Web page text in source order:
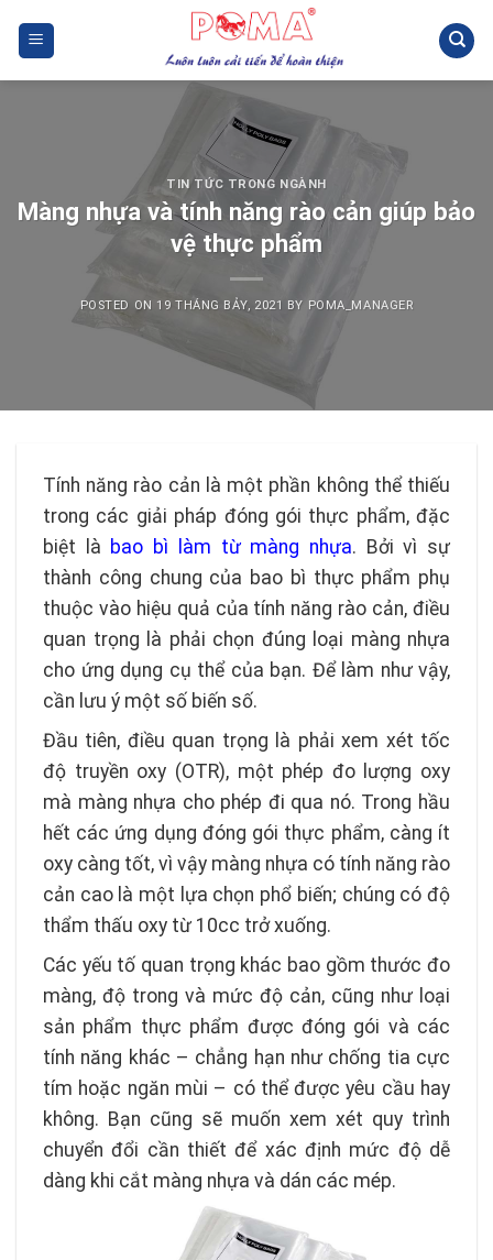
TIN TỨC TRONG NGÀNH
Màng nhựa và tính năng rào cản giúp bảo
vệ thực phẩm
POSTED ON 19 THÁNG BẢY, 2021 BY POMA_MANAGER
Tính năng rào cản là một phần không thể thiếu
trong các giải pháp đóng gói thực phẩm, đặc
biệt là bao bì làm từ màng nhựa. Bởi vì sự
thành công chung của bao bì thực phẩm phụ
thuộc vào hiệu quả của tính năng rào cản, điều
quan trọng là phải chọn đúng loại màng nhựa
cho ứng dụng cụ thể của bạn. Để làm như vậy,
cần lưu ý một số biến số.
Đầu tiên, điều quan trọng là phải xem xét tốc
độ truyền oxy (OTR), một phép đo lượng oxy
mà màng nhựa cho phép đi qua nó. Trong hầu
hết các ứng dụng đóng gói thực phẩm, càng ít
oxy càng tốt, vì vậy màng nhựa có tính năng rào
cản cao là một lựa chọn phổ biến; chúng có độ
thẩm thấu oxy từ 10cc trở xuống.
Các yếu tố quan trọng khác bao gồm thước đo
màng, độ trong và mức độ cản, cũng như loại
sản phẩm thực phẩm được đóng gói và các
tính năng khác – chẳng hạn như chống tia cực
tím hoặc ngăn mùi – có thể được yêu cầu hay
không. Bạn cũng sẽ muốn xem xét quy trình
chuyển đổi cần thiết để xác định mức độ dễ
dàng khi cắt màng nhựa và dán các mép.